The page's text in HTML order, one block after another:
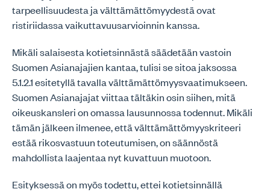
tarpeellisuudesta ja välttämättömyydestä ovat
ristiriidassa vaikuttavuusarvioinnin kanssa.
Mikäli salaisesta kotietsinnästä säädetään vastoin
Suomen Asianajajien kantaa, tulisi se sitoa jaksossa
5.1.2.1 esitetyllä tavalla välttämättömyysvaatimukseen.
Suomen Asianajajat viittaa tältäkin osin siihen, mitä
oikeuskansleri on omassa lausunnossa todennut. Mikäli
tämän jälkeen ilmenee, että välttämättömyyskriteeri
estää rikosvastuun toteutumisen, on säännöstä
mahdollista laajentaa nyt kuvattuun muotoon.
Esityksessä on myös todettu, ettei kotietsinnällä